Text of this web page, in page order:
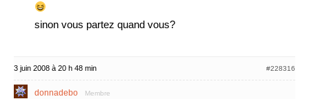
sinon vous partez quand vous?
3 juin 2008 à 20 h 48 min #228316
donnadebo Membre